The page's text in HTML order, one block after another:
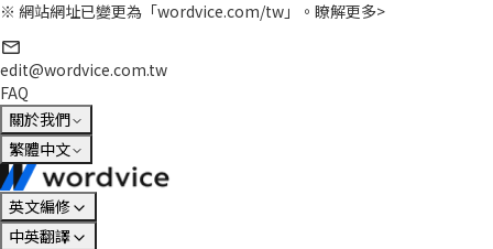
※ 網站網址已變更為「wordvice.com/tw」。 瞭解更多>
edit@wordvice.com.tw
FAQ
關於我們
繁體中文
英文編修
中英翻譯